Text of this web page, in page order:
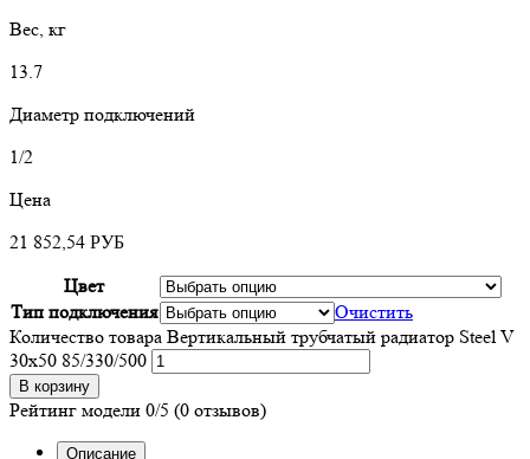
Вес, кг
13.7
Диаметр подключений
1/2
Цена
21 852,54 РУБ
Цвет
Тип подключения
Очистить
Количество товара Вертикальный трубчатый радиатор Steel V
30х50 85/330/500
В корзину
Рейтинг модели 0/5 (0 отзывов)
Описание